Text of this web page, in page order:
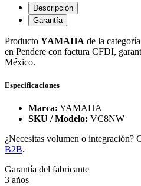
Descripción
Garantía
Producto YAMAHA de la categoría
en Pendere con factura CFDI,
México.
Especificaciones
Marca: YAMAHA
SKU / Modelo: VC8NW
¿Necesitas volumen o integración?
B2B.
Garantía del fabricante
3 años